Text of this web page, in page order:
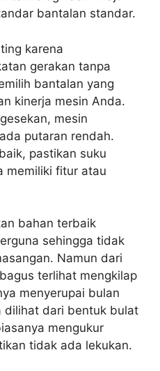
bantalan standar.
karena
gerakan tanpa
bantalan yang
kinerja mesin Anda.
mesin
putaran rendah.
pastikan suku
memiliki fitur atau
bahan terbaik
sehingga tidak
Namun dari
terlihat mengkilap
menyerupai bulan
dilihat dari bentuk bulat
mengukur
tidak ada lekukan.